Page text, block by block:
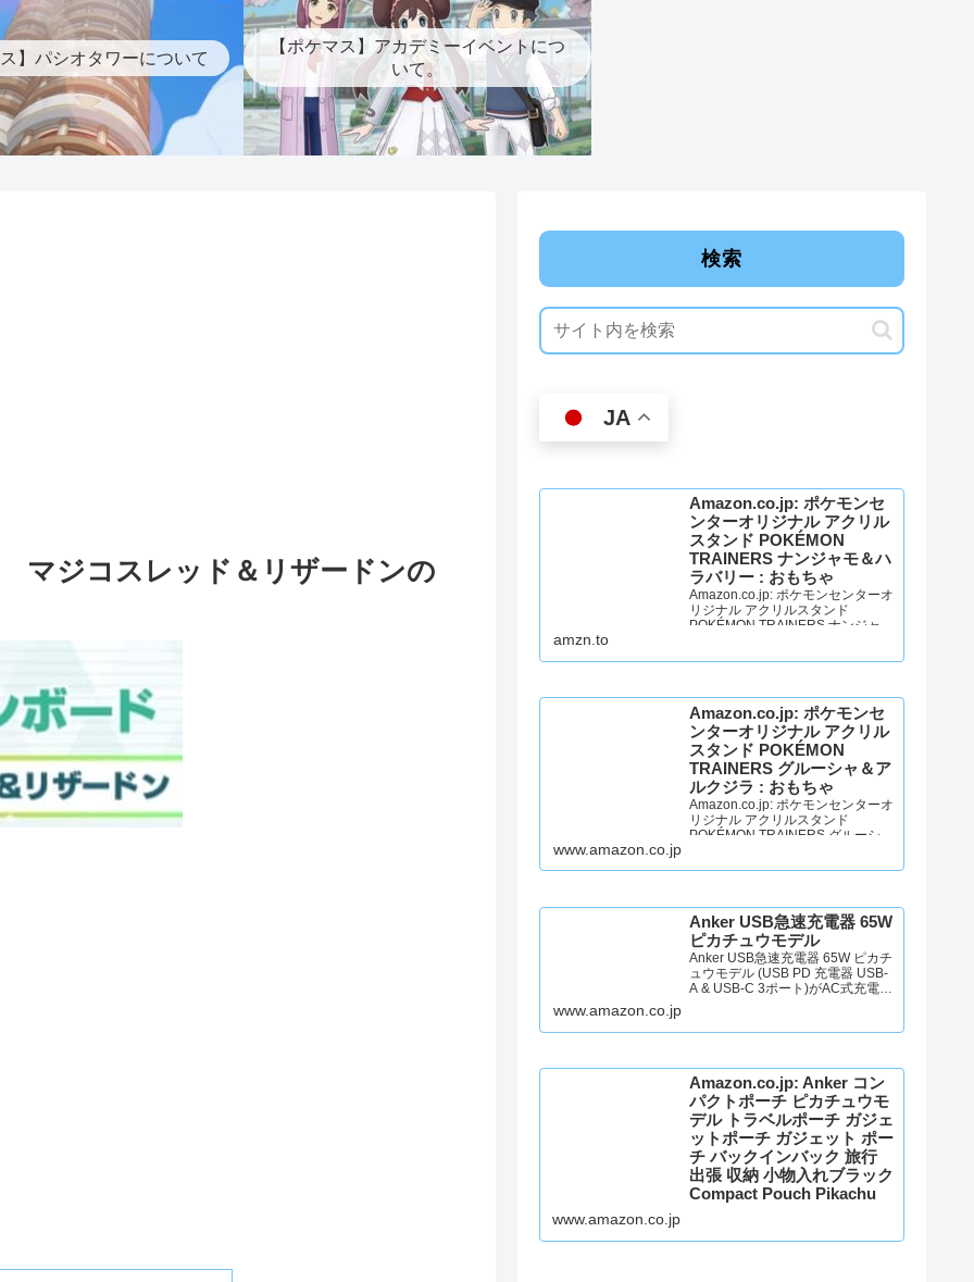
】パシオタワーについて
【ポケマス】アカデミーイベントにつ
いて。
マジコスレッド＆リザードンの
検索
JA
Amazon.co.jp: ポケモンセ
ンターオリジナル アクリル
スタンド POKÉMON
TRAINERS ナンジャモ＆ハ
ラバリー : おもちゃ
Amazon.co.jp: ポケモンセンターオ
リジナル アクリルスタンド
POKÉMON TRAINERS ナンジャモ
amzn.to
Amazon.co.jp: ポケモンセ
ンターオリジナル アクリル
スタンド POKÉMON
TRAINERS グルーシャ＆ア
ルクジラ : おもちゃ
Amazon.co.jp: ポケモンセンターオ
リジナル アクリルスタンド
POKÉMON TRAINERS グルーシャ
www.amazon.co.jp
Anker USB急速充電器 65W
ピカチュウモデル
Anker USB急速充電器 65W ピカチ
ュウモデル (USB PD 充電器 USB-
A & USB-C 3ポート)がAC式充電器
可能です。アマゾン配送商品は、
www.amazon.co.jp
Amazon.co.jp: Anker コン
パクトポーチ ピカチュウモ
デル トラベルポーチ ガジェ
ットポーチ ガジェット ポー
チ バックインバック 旅行
出張 収納 小物入れブラック
Compact Pouch Pikachu
www.amazon.co.jp